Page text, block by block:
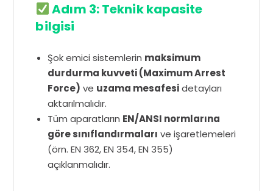
Adım 3: Teknik kapasite
bilgisi
Şok emici sistemlerin maksimum
durdurma kuvveti (Maximum Arrest
Force) ve uzama mesafesidetayları
aktarılmalıdır.
Tüm aparatların EN/ANSI normlarına
göre sınıflandırmaları ve işaretlemeleri
(örn. EN 362, EN 354, EN 355)
açıklanmalıdır.